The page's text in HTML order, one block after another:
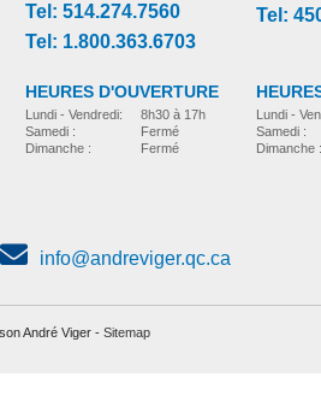
reparation-et-pieces
Tel: 514.274.7560
Tel: 1.800.363.6703
HEURES D'OUVERTURE
Lundi - Vendredi:
Samedi :
Dimanche :
8h30 à 17h
Fermé
Fermé
Tel:
Lundi -
Samedi :
Dimanche :
info@andreviger.qc.ca
André Viger - Sitemap